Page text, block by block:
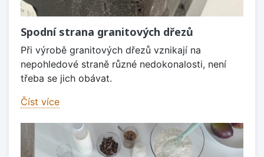
Spodní strana granitových dřezů
Při výrobě granitových dřezů vznikají na
nepohledové straně různé nedokonalosti, není
třeba se jich obávat.
Číst více